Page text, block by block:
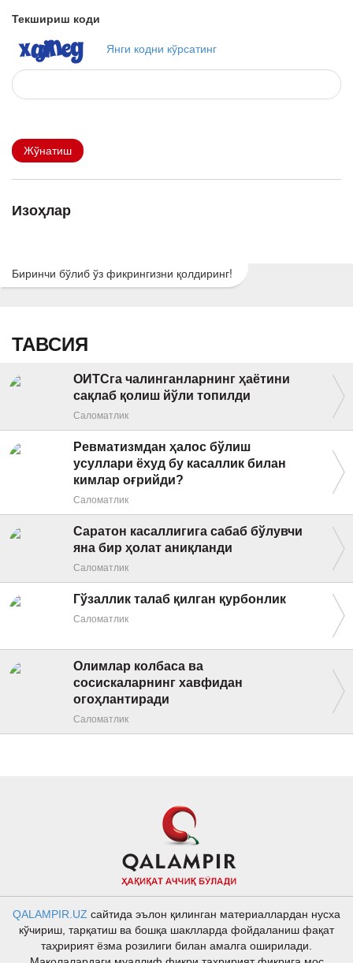
Текшириш коди
Янги кодни кўрсатинг
Жўнатиш
Изоҳлар
Биринчи бўлиб ўз фикрингизни қолдиринг!
ТАВСИЯ
ОИТСга чалинганларнинг ҳаётини
сақлаб қолиш йўли топилди
Саломатлик
Ревматизмдан ҳалос бўлиш
усуллари ёхуд бу касаллик билан
кимлар оғрийди?
Саломатлик
Саратон касаллигига сабаб бўлувчи
яна бир ҳолат аниқланди
Саломатлик
Гўзаллик талаб қилган қурбонлик
Саломатлик
Олимлар колбаса ва
сосискаларнинг хавфидан
огоҳлантиради
Саломатлик
QALAMPIR.UZ сайтида эълон қилинган материаллардан нусха
кўчириш, тарқатиш ва бошқа шаклларда фойдаланиш фақат
таҳририят ёзма розилиги билан амалга оширилади.